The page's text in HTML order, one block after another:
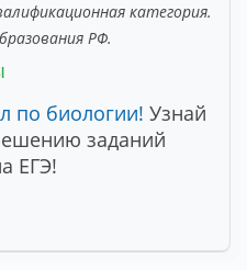
категория.
РФ.
по биологии! Узнай
заданий
ЕГЭ!